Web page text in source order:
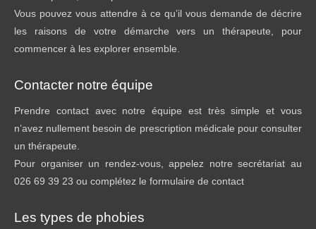
Vous pouvez vous attendre à ce qu’il vous demande de décrire
les raisons de votre démarche vers un thérapeute, pour
commencer à les explorer ensemble.
Contacter notre équipe
Prendre contact avec notre équipe est très simple et vous
n’avez nullement besoin de prescription médicale pour consulter
un thérapeute.
Pour organiser un rendez-vous, appelez notre secrétariat au
026 69 39 23 ou complétez le formulaire de contact
Les types de phobies